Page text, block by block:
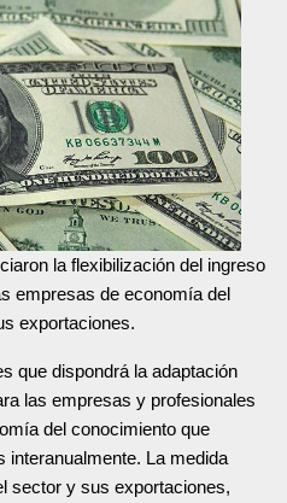
la flexibilización del ingreso
empresas de economía del
exportaciones.
que dispondrá la adaptación
las empresas y profesionales
del conocimiento que
interanualmente. La medida
sector y sus exportaciones,